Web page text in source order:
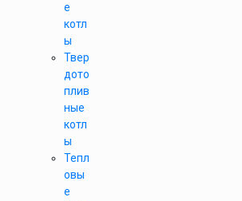
е
котл
ы
Твер
дото
плив
ные
котл
ы
Тепл
овы
е